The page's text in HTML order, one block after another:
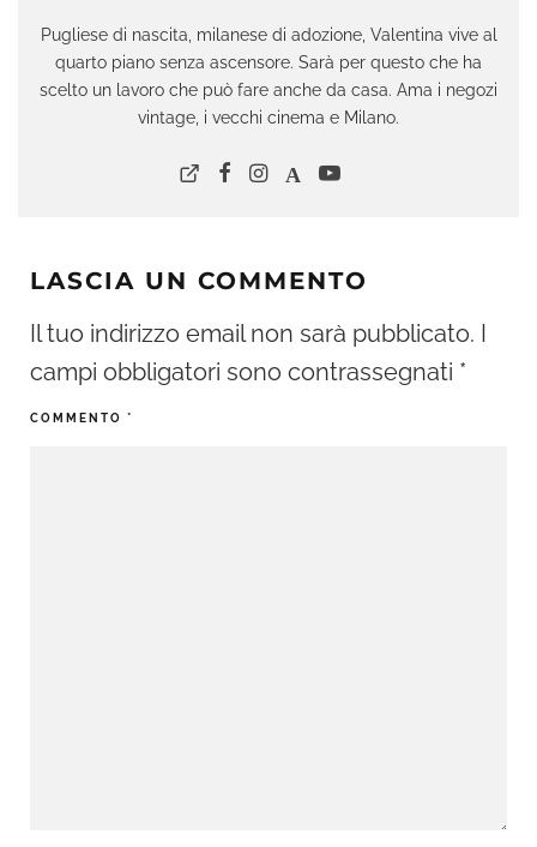
Pugliese di nascita, milanese di adozione, Valentina vive al
quarto piano senza ascensore. Sarà per questo che ha
scelto un lavoro che può fare anche da casa. Ama i negozi
vintage, i vecchi cinema e Milano.
LASCIA UN COMMENTO
Il tuo indirizzo email non sarà pubblicato. I
campi obbligatori sono contrassegnati *
COMMENTO *